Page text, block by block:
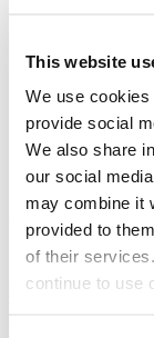
This website
We use
provide social
We also share
our social
may combine it
provided to
of their
continue to use
verbruik en je
Een directe
jouw
Elke
en brengt je
Aan de slag
Zin om aan de slag
digitaliseren in het
slimme keuzes